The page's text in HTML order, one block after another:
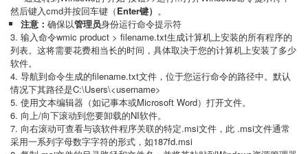
然后键入cmd并按回车键（Enter键） 。
注意： 确保以管理员身份运行命令提示符
3. 输入命令wmic product > filename.txt生成计算机上安装的所有程序的
列表。这将需要花费相当长的时间，具体取决于您的计算机上安装了多少
软件。
4. 导航到命令生成的filename.txt文件，位于您运行命令的路径中。默认
情况下其路径是C:\Users\<username>
5. 使用文本编辑器（如记事本或Microsoft Word）打开文件。
6. 向上/向下滚动到您要卸载的NI软件。
7. 向右滚动可查看与该软件程序关联的特定.msi文件，此 .msi文件通常
采用一系列字母数字字符的形式，如187fd.msi